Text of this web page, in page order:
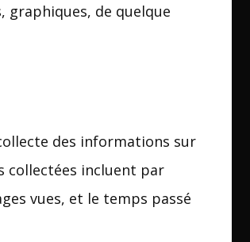
graphiques, de quelque
des informations sur
collectées incluent par
vues, et le temps passé